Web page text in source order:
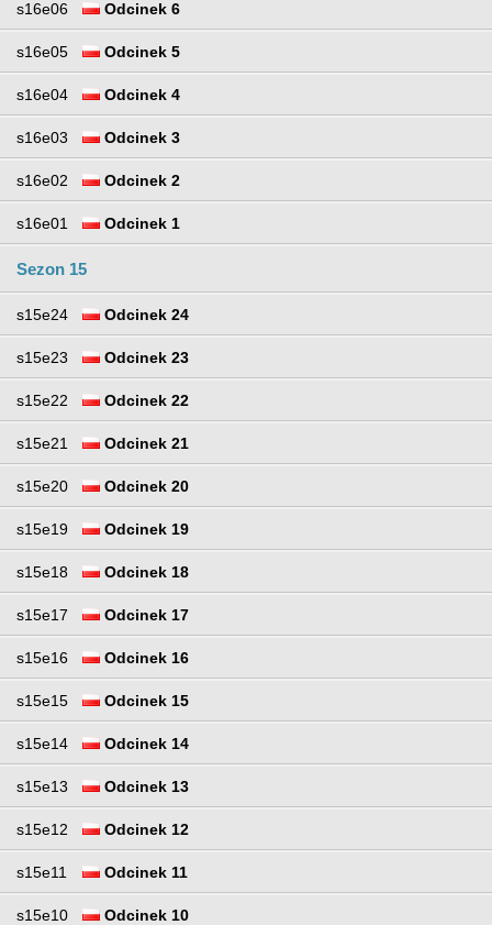
s16e06 Odcinek 6
s16e05 Odcinek 5
s16e04 Odcinek 4
s16e03 Odcinek 3
s16e02 Odcinek 2
s16e01 Odcinek 1
Sezon 15
s15e24 Odcinek 24
s15e23 Odcinek 23
s15e22 Odcinek 22
s15e21 Odcinek 21
s15e20 Odcinek 20
s15e19 Odcinek 19
s15e18 Odcinek 18
s15e17 Odcinek 17
s15e16 Odcinek 16
s15e15 Odcinek 15
s15e14 Odcinek 14
s15e13 Odcinek 13
s15e12 Odcinek 12
s15e11 Odcinek 11
s15e10 Odcinek 10